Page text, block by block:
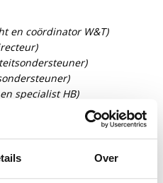
Over
en coördinator W&T)
specialist HB)
en professionaliseren)